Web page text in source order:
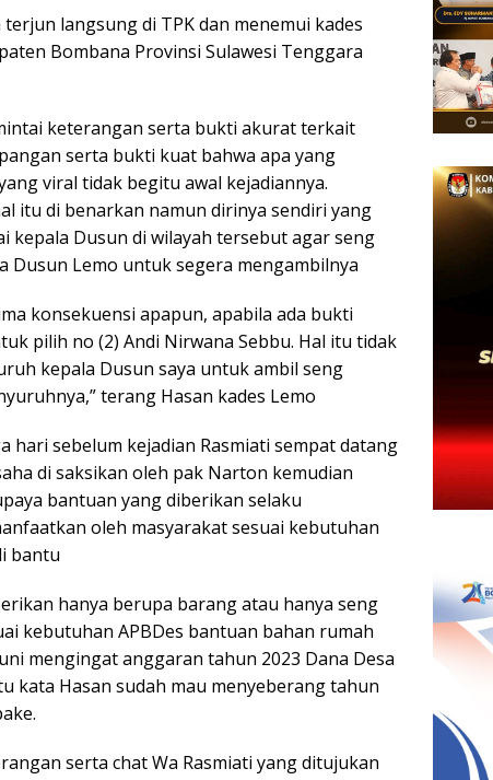
langsung di TPK dan menemui kades
Bombana Provinsi Sulawesi Tenggara
keterangan serta bukti akurat terkait
serta bukti kuat bahwa apa yang
viral tidak begitu awal kejadiannya.
itu di benarkan namun dirinya sendiri yang
kepala Dusun di wilayah tersebut agar seng
Dusun Lemo untuk segera mengambilnya
konsekuensi apapun, apabila ada bukti
pilih no (2) Andi Nirwana Sebbu. Hal itu tidak
kepala Dusun saya untuk ambil seng
terang Hasan kades Lemo
hari sebelum kejadian Rasmiati sempat datang
di saksikan oleh pak Narton kemudian
bantuan yang diberikan selaku
oleh masyarakat sesuai kebutuhan
bantu
hanya berupa barang atau hanya seng
kebutuhan APBDes bantuan bahan rumah
mengingat anggaran tahun 2023 Dana Desa
kata Hasan sudah mau menyeberang tahun
serta chat Wa Rasmiati yang ditujukan